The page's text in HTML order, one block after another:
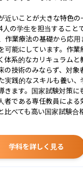
近いことが大きな特色の
の学生を担当すること
作業療法の基礎から応用
可能にしています。作業
体系的なカリキュラムと
の技術のみならず、対象
実践的なスキルも養い、
きます。国家試験対策に
者である専任教員による
比べても高い国家試験合
学科を詳しく見る